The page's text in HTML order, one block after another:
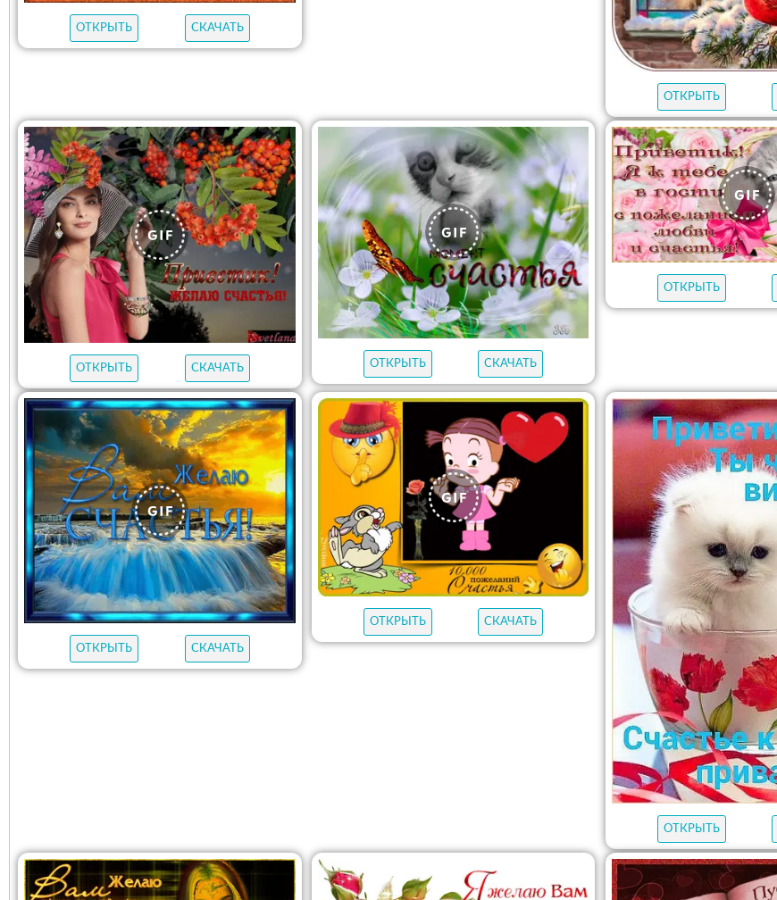
ОТКРЫТЬ СКАЧАТЬ
ОТКРЫТЬ
ОТКРЫТЬ СКАЧАТЬ ОТКРЫТЬ СКАЧАТЬ
ОТКРЫТЬ
ОТКРЫТЬ СКАЧАТЬ
ОТКРЫТЬ СКАЧАТЬ
ОТКРЫТЬ